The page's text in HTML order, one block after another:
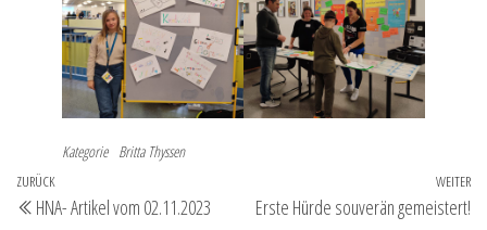
Kategorie Britta Thyssen
Beitragsnavigation
Vorheriger
Beitrag
ZURÜCK
HNA- Artikel vom 02.11.2023
WEITER
Erste Hürde souverän gemeistert!